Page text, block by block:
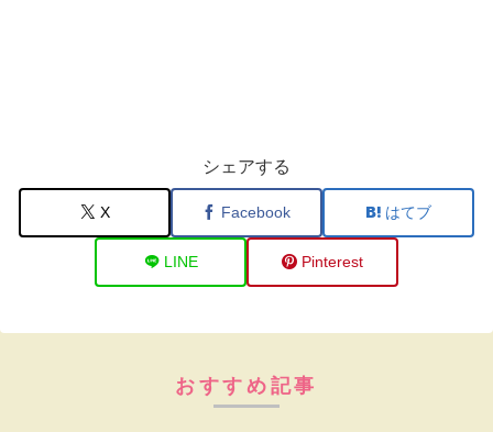
シェアする
X Facebook はてブ
LINE Pinterest
おすすめ記事